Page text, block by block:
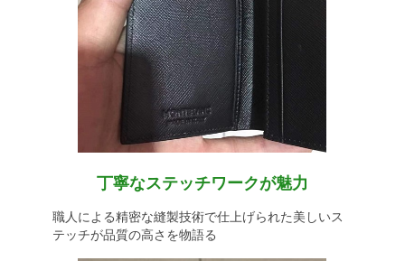
丁寧なステッチワークが魅力
職人による精密な縫製技術で仕上げられた美しいス
テッチが品質の高さを物語る